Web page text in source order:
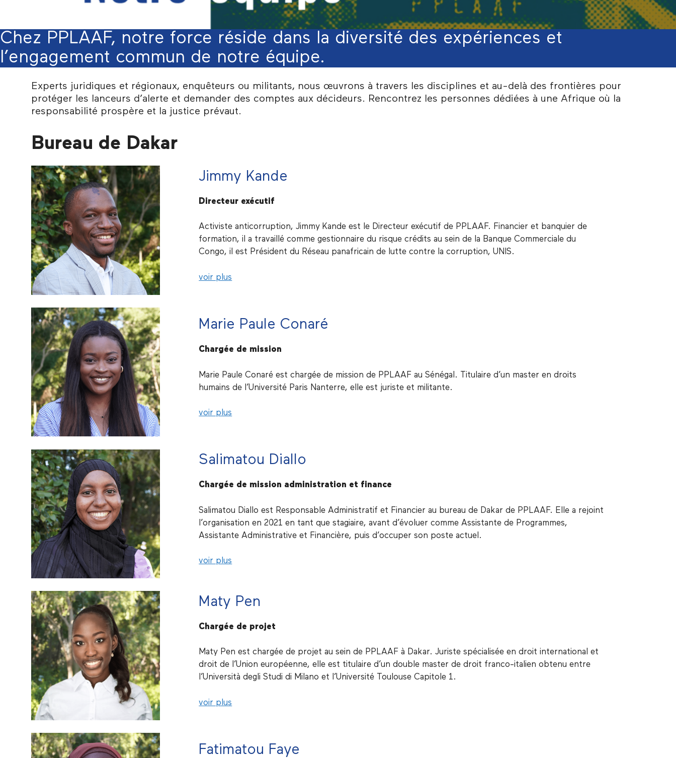
Chez PPLAAF, notre force réside dans la diversité des expériences et
l’engagement commun de notre équipe.
Experts juridiques et régionaux, enquêteurs ou militants, nous œuvrons à travers les disciplines et au-delà des frontières pour
protéger les lanceurs d’alerte et demander des comptes aux décideurs. Rencontrez les personnes dédiées à une Afrique où la
responsabilité prospère et la justice prévaut.
Bureau de Dakar
Jimmy Kande
Directeur exécutif
Activiste anticorruption, Jimmy Kande est le Directeur exécutif de PPLAAF. Financier et banquier de
formation, il a travaillé comme gestionnaire du risque crédits au sein de la Banque Commerciale du
Congo, il est Président du Réseau panafricain de lutte contre la corruption, UNIS.
voir plus
Marie Paule Conaré
Chargée de mission
Marie Paule Conaré est chargée de mission de PPLAAF au Sénégal. Titulaire d’un master en droits
humains de l’Université Paris Nanterre, elle est juriste et militante.
voir plus
Salimatou Diallo
Chargée de mission administration et finance
Salimatou Diallo est Responsable Administratif et Financier au bureau de Dakar de PPLAAF. Elle a rejoint
l’organisation en 2021 en tant que stagiaire, avant d’évoluer comme Assistante de Programmes,
Assistante Administrative et Financière, puis d’occuper son poste actuel.
voir plus
Maty Pen
Chargée de projet
Maty Pen est chargée de projet au sein de PPLAAF à Dakar. Juriste spécialisée en droit international et
droit de l’Union européenne, elle est titulaire d’un double master de droit franco-italien obtenu entre
l’Università degli Studi di Milano et l’Université Toulouse Capitole 1.
voir plus
Fatimatou Faye